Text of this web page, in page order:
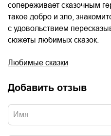
сопереживает сказочным
такое добро и зло,
с удовольствием
сюжеты любимых сказок.
Любимые сказки
Добавить отзыв